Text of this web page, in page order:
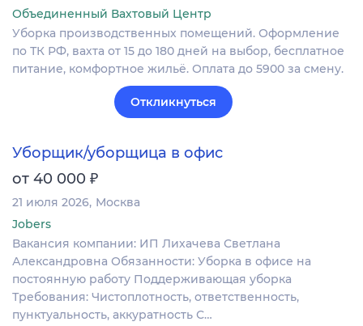
Объединенный Вахтовый Центр
Уборка производственных помещений. Оформление
по ТК РФ, вахта от 15 до 180 дней на выбор, бесплатное
питание, комфортное жильё. Оплата до 5900 за смену.
Откликнуться
Уборщик/уборщица в офис
от 40 000 ₽
21 июля 2026 Москва
Jobers
Вакансия компании: ИП Лихачева Светлана
Александровна Обязанности: Уборка в офисе на
постоянную работу Поддерживающая уборка
Требования: Чистоплотность, ответственность,
пунктуальность, аккуратность С…